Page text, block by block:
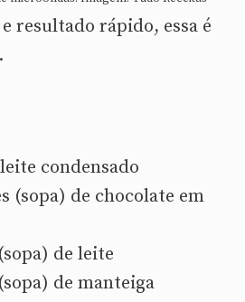
resultado rápido, essa é
condensado
(sopa) de chocolate em
de leite
de manteiga